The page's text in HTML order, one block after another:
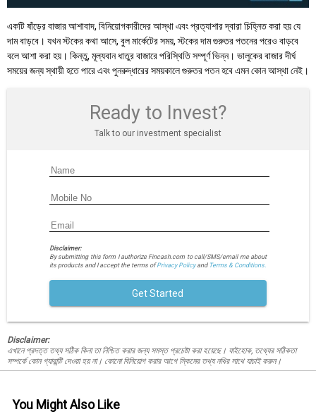
একটি ষাঁড়ের বাজার আশাবাদ, বিনিয়োগকারীদের আস্থা এবং প্রত্যাশার দ্বারা চিহ্নিত করা হয় যে
দাম বাড়বে। যখন স্টকের কথা আসে, বুল মার্কেটের সময়, স্টকের দাম গুরুতর পতনের পরেও বাড়বে
বলে আশা করা হয়। কিন্তু, মূল্যবান ধাতুর বাজারে পরিস্থিতি সম্পূর্ণ ভিন্ন। ভালুকের বাজার দীর্ঘ
সময়ের জন্য স্থায়ী হতে পারে এবং পুনরুদ্ধারের সময়কালে গুরুতর পতন হবে এমন কোন আস্থা নেই।
Ready to Invest?
Talk to our investment specialist
Disclaimer:
By submitting this form I authorize Fincash.com to call/SMS/email me about
its products and I accept the terms ofPrivacy Policyand Terms & Conditions.
Get Started
Disclaimer:
এখানে প্রদত্ত তথ্য সঠিক কিনা তা নিশ্চিত করার জন্য সমস্ত প্রচেষ্টা করা হয়েছে। যাইহোক, তথ্যের সঠিকতা
সম্পর্কে কোন গ্যারান্টি দেওয়া হয় না। কোনো বিনিয়োগ করার আগে স্কিমের তথ্য নথির সাথে যাচাই করুন।
You Might Also Like